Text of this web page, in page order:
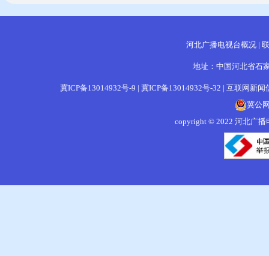
河北广播电视台概况|
地址：中国河北省石
冀ICP备13014932号-9 | 冀ICP备13014932号-32 | 互联网新闻
冀公
copyright © 2022 河北广